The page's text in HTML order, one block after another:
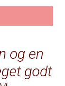
og en
godt